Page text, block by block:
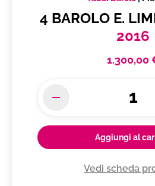
4 BAROLO E.
2016
1.300,00
Aggiungi al
Vedi scheda